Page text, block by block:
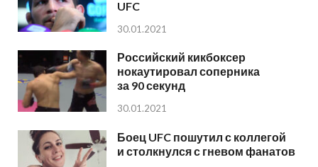
UFC
30.01.2021
Российский кикбоксер
нокаутировал соперника
за 90 секунд
30.01.2021
Боец UFC пошутил с коллегой
и столкнулся с гневом фанатов